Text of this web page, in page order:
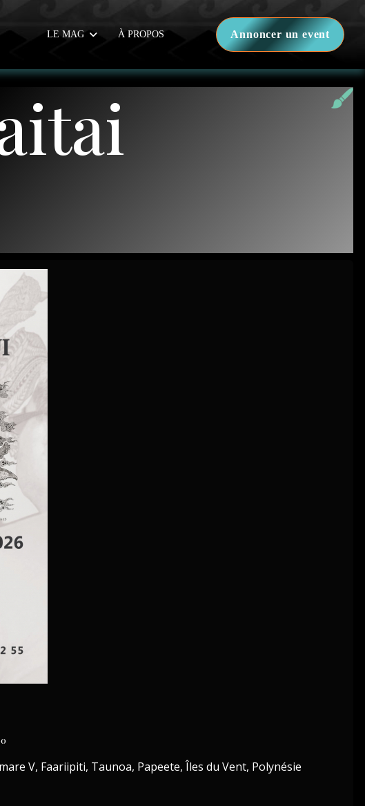
Annoncer un event
LE MAG À PROPOS
V, Faariipiti, Taunoa, Papeete, Îles du Vent, Polynésie